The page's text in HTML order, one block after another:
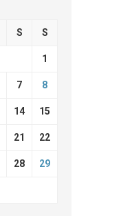
S S
1
7 8
14 15
21 22
28 29